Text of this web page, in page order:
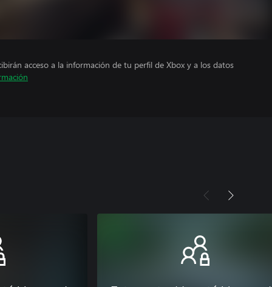
acceso a la información de tu perfil de Xbox y a los datos